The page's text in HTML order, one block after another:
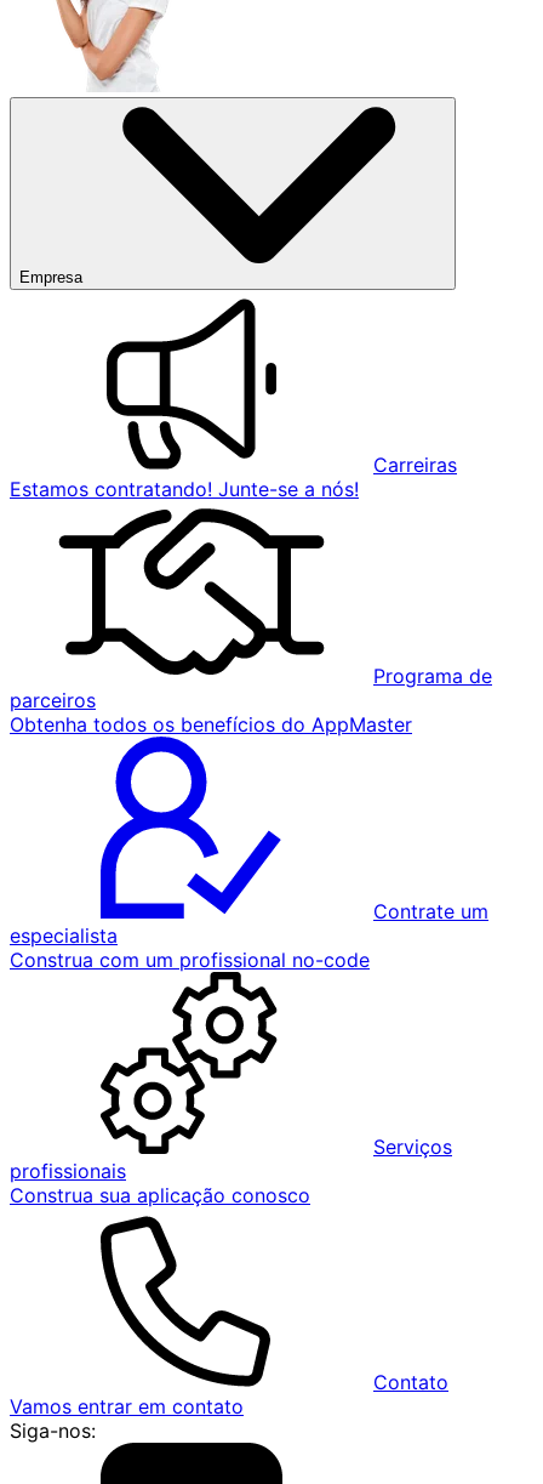
Empresa
Carreiras
Estamos contratando! Junte-se a nós!
Programa de
parceiros
Obtenha todos os benefícios do AppMaster
Contrate um
especialista
Construa com um profissional no-code
Serviços
profissionais
Construa sua aplicação conosco
Contato
Vamos entrar em contato
Siga-nos: